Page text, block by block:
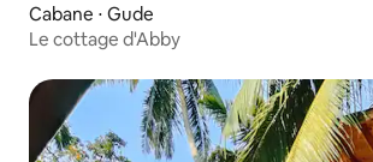
Cabane ⋅ Gude
Le cottage d'Abby